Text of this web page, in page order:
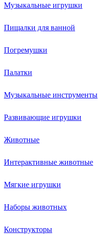
Музыкальные игрушки
Пищалки для ванной
Погремушки
Палатки
Музыкальные инструменты
Развивающие игрушки
Животные
Интерактивные животные
Мягкие игрушки
Наборы животных
Конструкторы